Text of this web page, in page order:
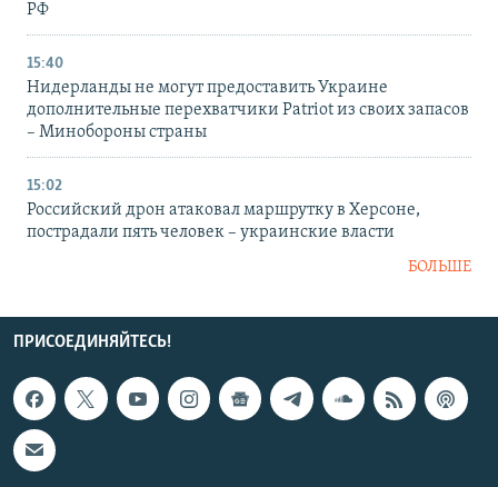
РФ
15:40
Нидерланды не могут предоставить Украине
дополнительные перехватчики Patriot из своих запасов
– Минобороны страны
15:02
Российский дрон атаковал маршрутку в Херсоне,
пострадали пять человек – украинские власти
БОЛЬШЕ
ПРИСОЕДИНЯЙТЕСЬ!